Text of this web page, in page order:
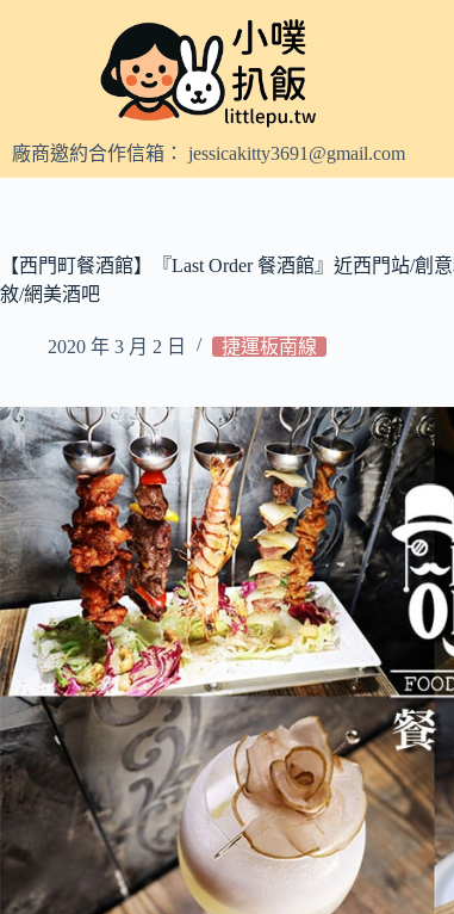
容廠商邀約合作信箱： jessicakitty3691@gmail.com
【西門町餐酒館】『Last Order 餐酒館』近西門站/
敘/網美酒吧
2020 年 3 月 2 日 捷運板南線